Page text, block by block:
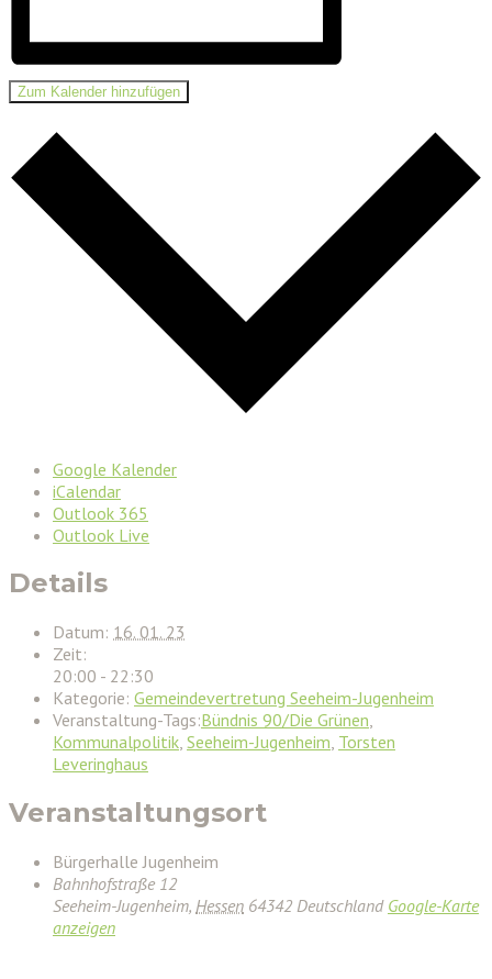
Zum Kalender hinzufügen
Google Kalender
iCalendar
Outlook 365
Outlook Live
Details
Datum: 16. 01. 23
Zeit:
20:00 - 22:30
Kategorie: Gemeindevertretung Seeheim-Jugenheim
Veranstaltung-Tags:Bündnis 90/Die Grünen,
Kommunalpolitik, Seeheim-Jugenheim, Torsten
Leveringhaus
Veranstaltungsort
Bürgerhalle Jugenheim
Bahnhofstraße 12
Seeheim-Jugenheim, Hessen 64342 Deutschland Google-Karte
anzeigen